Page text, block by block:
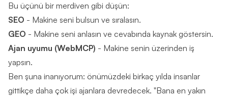
Bu üçünü bir merdiven gibi düşün:
SEO - Makine seni bulsun ve sıralasın.
GEO - Makine seni anlasın ve cevabında kaynak göstersin.
Ajan uyumu (WebMCP) - Makine senin üzerinden iş
yapsın.
Ben şuna inanıyorum: önümüzdeki birkaç yılda insanlar
gittikçe daha çok işi ajanlara devredecek. "Bana en yakın